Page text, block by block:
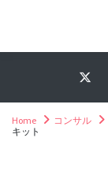
Home コンサル
キット